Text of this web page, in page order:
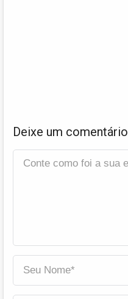
Deixe um comentário